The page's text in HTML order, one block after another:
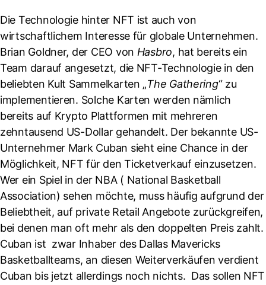
Die Technologie hinter NFT ist auch von
wirtschaftlichem Interesse für globale Unternehmen.
Brian Goldner, der CEO von Hasbro, hat bereits ein
Team darauf angesetzt, die NFT-Technologie in den
beliebten Kult Sammelkarten „The Gathering“ zu
implementieren. Solche Karten werden nämlich
bereits auf Krypto Plattformen mit mehreren
zehntausend US-Dollar gehandelt. Der bekannte US-
Unternehmer Mark Cuban sieht eine Chance in der
Möglichkeit, NFT für den Ticketverkauf einzusetzen.
Wer ein Spiel in der NBA ( National Basketball
Association) sehen möchte, muss häufig aufgrund der
Beliebtheit, auf private Retail Angebote zurückgreifen,
bei denen man oft mehr als den doppelten Preis zahlt.
Cuban ist zwar Inhaber des Dallas Mavericks
Basketballteams, an diesen Weiterverkäufen verdient
Cuban bis jetzt allerdings noch nichts. Das sollen NFT